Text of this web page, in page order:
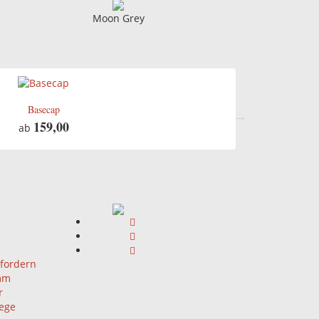
Moon Grey
Basecap
ab 159,00